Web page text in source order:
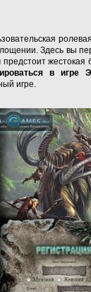
Здесь вы
предстоит
в игре
игре.